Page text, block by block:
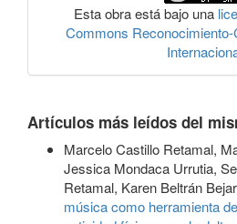
Esta obra está bajo una
Commons
Artículos más leídos del
Marcelo Castillo Retamal,
Jessica Mondaca Urrutia,
Retamal, Karen Beltrán
música como herramienta